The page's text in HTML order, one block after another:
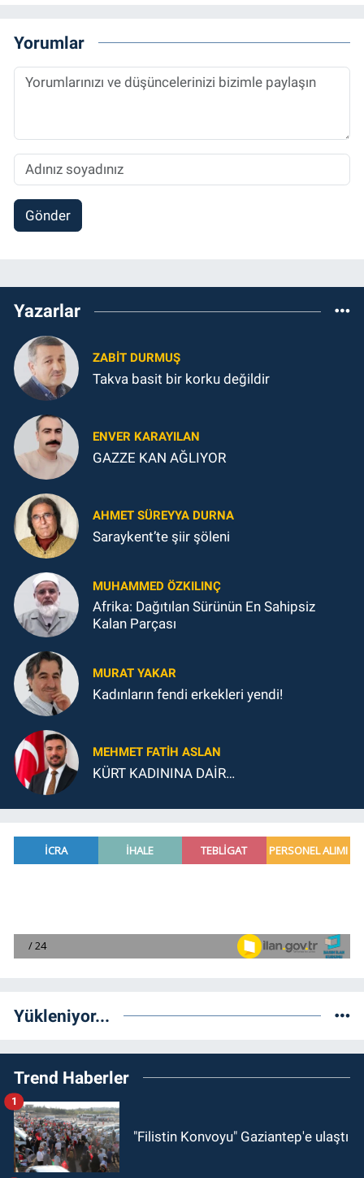
Yorumlar
Gönder
Yazarlar
ZABIT DURMUŞ
Takva basit bir korku değildir
ENVER KARAYILAN
GAZZE KAN AĞLIYOR
AHMET SÜREYYA DURNA
Saraykent’te şiir şöleni
MUHAMMED ÖZKILINÇ
Afrika: Dağıtılan Sürünün En Sahipsiz
Kalan Parçası
MURAT YAKAR
Kadınların fendi erkekleri yendi!
MEHMET FATIH ASLAN
KÜRT KADININA DAİR…
Yükleniyor...
Trend Haberler
"Filistin Konvoyu" Gaziantep'e ulaştı
1